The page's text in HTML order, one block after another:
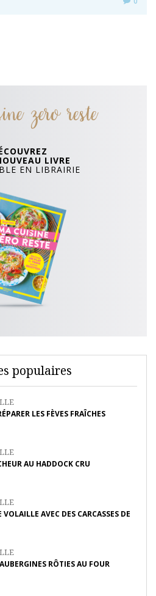
zero reste
LIVRE
EN LIBRAIRIE
populaires
LES FÈVES FRAÎCHES
AU HADDOCK CRU
AVEC DES CARCASSES DE
RÔTIES AU FOUR